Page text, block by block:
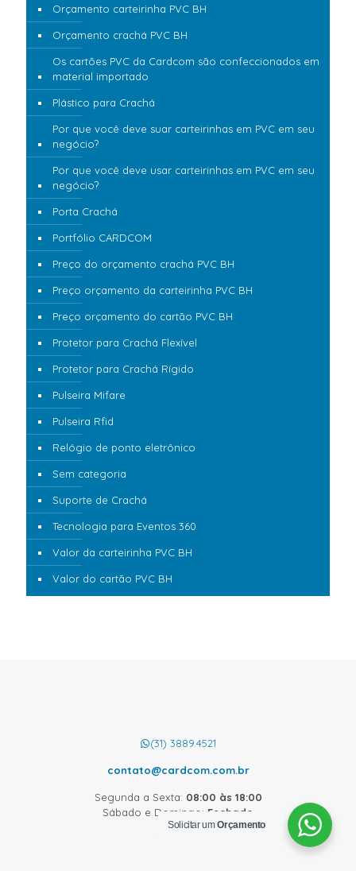
Orçamento carteirinha PVC BH
Orçamento crachá PVC BH
Os cartões PVC da Cardcom são confeccionados em
material importado
Plástico para Crachá
Por que você deve suar carteirinhas em PVC em seu
negócio?
Por que você deve usar carteirinhas em PVC em seu
negócio?
Porta Crachá
Portfólio CARDCOM
Preço do orçamento crachá PVC BH
Preço orçamento da carteirinha PVC BH
Preço orçamento do cartão PVC BH
Protetor para Crachá Flexível
Protetor para Crachá Rígido
Pulseira Mifare
Pulseira Rfid
Relógio de ponto eletrônico
Sem categoria
Suporte de Crachá
Tecnologia para Eventos 360
Valor da carteirinha PVC BH
Valor do cartão PVC BH
(31) 3889.4521
contato@cardcom.com.br
Segunda a Sexta: 08:00 às 18:00
Sábado e Domingo: Fechado
Solicitar umOrçamento